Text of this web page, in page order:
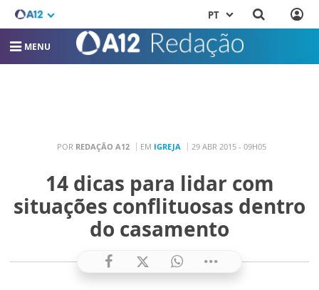
PT
MENU
POR REDAÇÃO A12 EM IGREJA 29 ABR 2015 - 09H05
14 dicas para lidar com
situações conflituosas dentro
do casamento